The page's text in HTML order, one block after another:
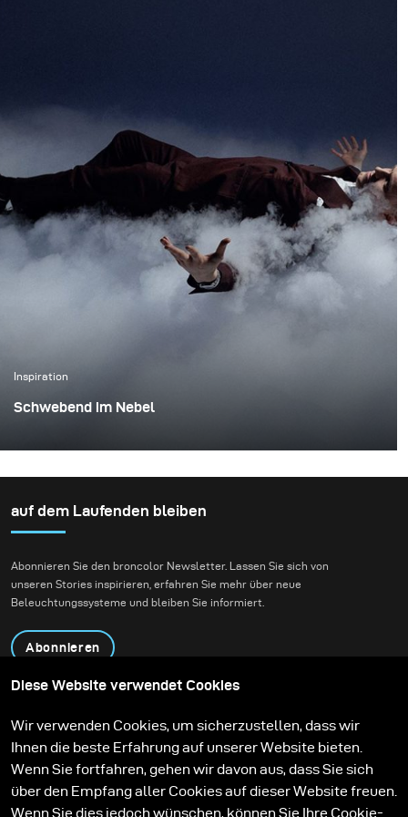
bewahren. Unser Ziel
war es, authentische
Action-Aufnahmen zu
schaffen, ohne dabei die
Tiefe, Stimmung und
Präsenz der Umgebung
zu verlieren.
Inspiration
Schwebend im Nebel
Bernatonis), einem litauischen Magier, der sowohl lokal
als auch international bekannt ist und mehrere
seine Auftritte, und mein Ziel war es, diese in ein
visuelles Bild zu übersetzen.
auf dem Laufenden bleiben
Abonnieren Sie den broncolor Newsletter. Lassen Sie sich von
unseren Stories inspirieren, erfahren Sie mehr über neue
Beleuchtungssysteme und bleiben Sie informiert.
Abonnieren
Kontakt
Technologien
Contribute to our blog
Lernen
Support
Karriere
Media Center
Diese Website verwendet Cookies
Wir verwenden Cookies, um sicherzustellen, dass wir
Ihnen die beste Erfahrung auf unserer Website bieten.
Wenn Sie fortfahren, gehen wir davon aus, dass Sie sich
über den Empfang aller Cookies auf dieser Website freuen.
Wenn Sie dies jedoch wünschen, können Sie Ihre Cookie-